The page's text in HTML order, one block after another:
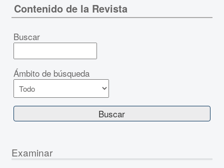
Contenido de la Revista
Buscar
Ámbito de búsqueda
Examinar